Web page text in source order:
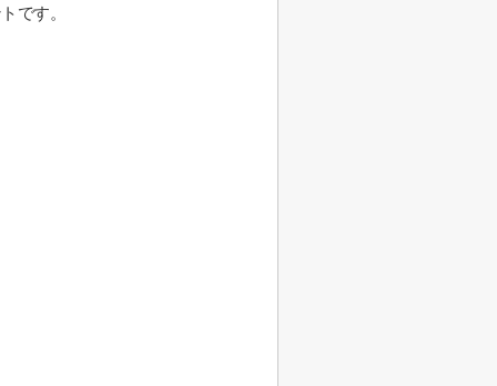
です。